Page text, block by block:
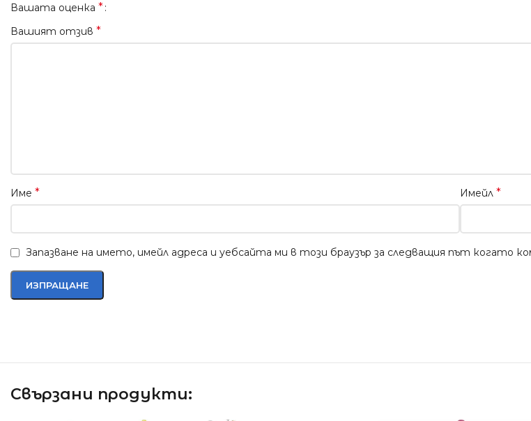
Вашата оценка *
Вашият отзив *
Име * Имейл *
Запазване на името, имейл адреса и уебсайта ми в този браузър за следващия път когато
Свързани продукти: